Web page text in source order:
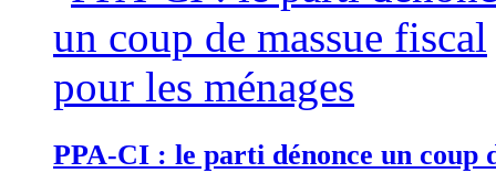
PPA-CI : le parti dénonce un coup